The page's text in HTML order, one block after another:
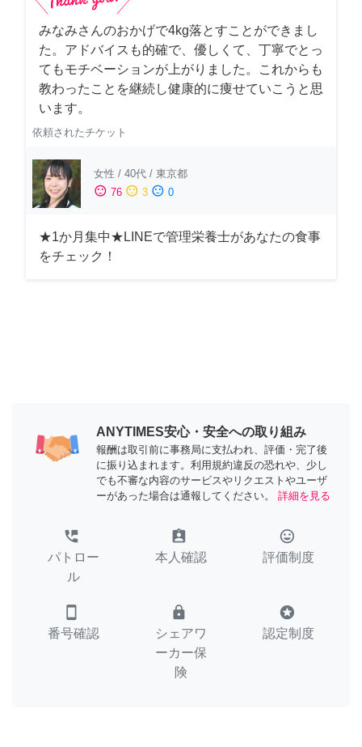
みなみさんのおかげで4kg落とすことができまし
た。アドバイスも的確で、優しくて、丁寧でとっ
てもモチベーションが上がりました。これからも
教わったことを継続し健康的に痩せていこうと思
います。
依頼されたチケット
女性 / 40代 / 東京都
sentiment_satisfied 76 sentiment_neutral 3 sentiment_dissatisfied 0
★1か月集中★LINEで管理栄養士があなたの食事
をチェック！
ANYTIMES安心・安全への取り組み
報酬は取引前に事務局に支払われ、評価・完了後
に振り込まれます。利用規約違反の恐れや、少し
でも不審な内容のサービスやリクエストやユーザ
ーがあった場合は通報してください。
詳細を見る
perm_phone_msg
パトロー
ル
assignment_ind
本人確認
tag_faces
評価制度
smartphone
番号確認
lock
シェアワ
ーカー保
険
stars
認定制度